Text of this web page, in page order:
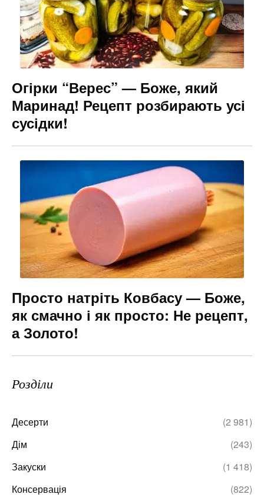
Огірки “Верес” — Боже, який
Маринад! Рецепт розбирають усі
сусідки!
Просто натріть Ковбасу — Боже,
як смачно і як просто: Не рецепт,
а Золото!
Розділи
Десерти
(2 981)
Дім
(243)
Закуски
(1 418)
Консервація
(822)